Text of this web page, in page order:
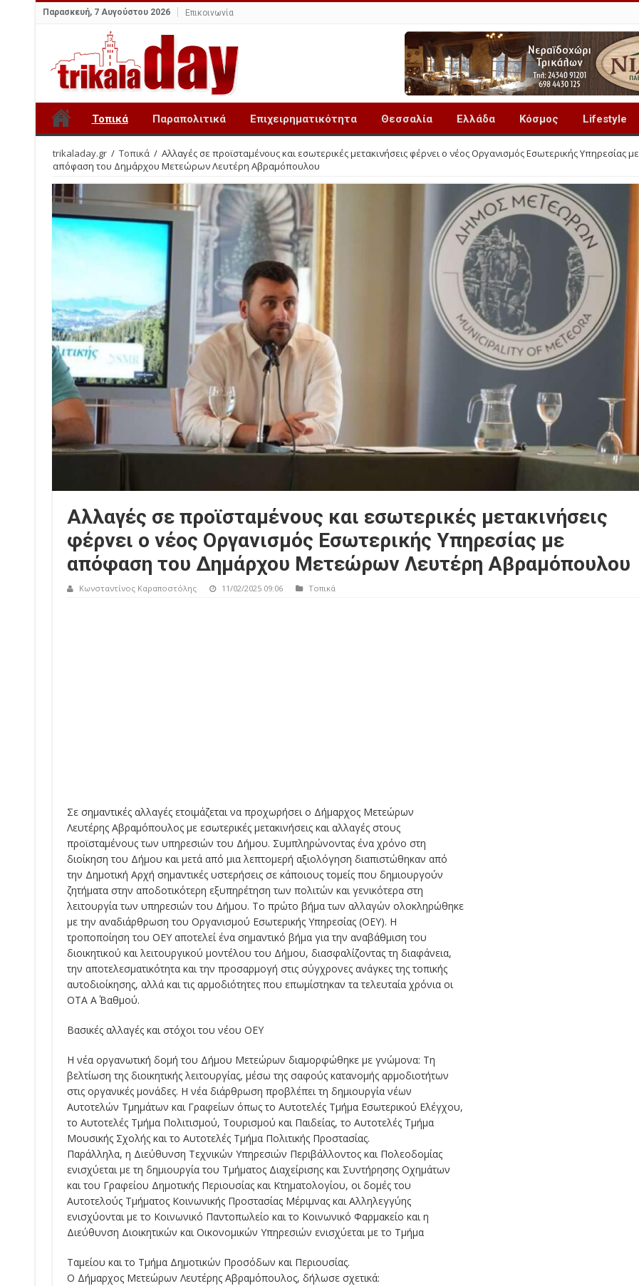
Παρασκευή, 7 Αυγούστου 2026 Επικοινωνία
Τοπικά Παραπολιτικά Επιχειρηματικότητα Θεσσαλία Ελλάδα Κόσμος Lifestyle
trikaladay.gr / Τοπικά / Αλλαγές σε προϊσταμένους και εσωτερικές μετακινήσεις φέρνει ο νέος Οργανισμός Εσωτερικής Υπηρεσίας με
απόφαση του Δημάρχου Μετεώρων Λευτέρη Αβραμόπουλου
Αλλαγές σε προϊσταμένους και εσωτερικές μετακινήσεις
φέρνει ο νέος Οργανισμός Εσωτερικής Υπηρεσίας με
απόφαση του Δημάρχου Μετεώρων Λευτέρη Αβραμόπουλου
Κωνσταντίνος Καραποστόλης 11/02/2025 09:06 Τοπικά
Σε σημαντικές αλλαγές ετοιμάζεται να προχωρήσει ο Δήμαρχος Μετεώρων
Λευτέρης Αβραμόπουλος με εσωτερικές μετακινήσεις και αλλαγές στους
προϊσταμένους των υπηρεσιών του Δήμου. Συμπληρώνοντας ένα χρόνο στη
διοίκηση του Δήμου και μετά από μια λεπτομερή αξιολόγηση διαπιστώθηκαν από
την Δημοτική Αρχή σημαντικές υστερήσεις σε κάποιους τομείς που δημιουργούν
ζητήματα στην αποδοτικότερη εξυπηρέτηση των πολιτών και γενικότερα στη
λειτουργία των υπηρεσιών του Δήμου. Το πρώτο βήμα των αλλαγών ολοκληρώθηκε
με την αναδιάρθρωση του Οργανισμού Εσωτερικής Υπηρεσίας (ΟΕΥ). Η
τροποποίηση του ΟΕΥ αποτελεί ένα σημαντικό βήμα για την αναβάθμιση του
διοικητικού και λειτουργικού μοντέλου του Δήμου, διασφαλίζοντας τη διαφάνεια,
την αποτελεσματικότητα και την προσαρμογή στις σύγχρονες ανάγκες της τοπικής
αυτοδιοίκησης, αλλά και τις αρμοδιότητες που επωμίστηκαν τα τελευταία χρόνια οι
ΟΤΑ Α΄ Βαθμού.
Βασικές αλλαγές και στόχοι του νέου ΟΕΥ
Η νέα οργανωτική δομή του Δήμου Μετεώρων διαμορφώθηκε με γνώμονα: Τη
βελτίωση της διοικητικής λειτουργίας, μέσω της σαφούς κατανομής αρμοδιοτήτων
στις οργανικές μονάδες. Η νέα διάρθρωση προβλέπει τη δημιουργία νέων
Αυτοτελών Τμημάτων και Γραφείων όπως το Αυτοτελές Τμήμα Εσωτερικού Ελέγχου,
το Αυτοτελές Τμήμα Πολιτισμού, Τουρισμού και Παιδείας, το Αυτοτελές Τμήμα
Μουσικής Σχολής και το Αυτοτελές Τμήμα Πολιτικής Προστασίας.
Παράλληλα, η Διεύθυνση Τεχνικών Υπηρεσιών Περιβάλλοντος και Πολεοδομίας
ενισχύεται με τη δημιουργία του Τμήματος Διαχείρισης και Συντήρησης Οχημάτων
και του Γραφείου Δημοτικής Περιουσίας και Κτηματολογίου, οι δομές του
Αυτοτελούς Τμήματος Κοινωνικής Προστασίας Μέριμνας και Αλληλεγγύης
ενισχύονται με το Κοινωνικό Παντοπωλείο και το Κοινωνικό Φαρμακείο και η
Διεύθυνση Διοικητικών και Οικονομικών Υπηρεσιών ενισχύεται με το Τμήμα
Ταμείου και το Τμήμα Δημοτικών Προσόδων και Περιουσίας.
Ο Δήμαρχος Μετεώρων Λευτέρης Αβραμόπουλος, δήλωσε σχετικά: